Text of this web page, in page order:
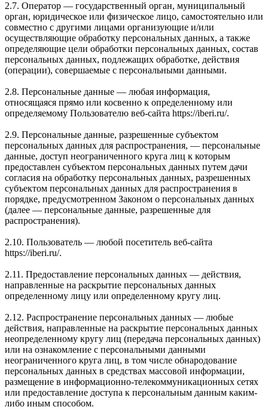
2.7. Оператор — государственный орган, муниципальный
орган, юридическое или физическое лицо, самостоятельно или
совместно с другими лицами организующие и/или
осуществляющие обработку персональных данных, а также
определяющие цели обработки персональных данных, состав
персональных данных, подлежащих обработке, действия
(операции), совершаемые с персональными данными.
2.8. Персональные данные — любая информация,
относящаяся прямо или косвенно к определенному или
определяемому Пользователю веб-сайта https://iberi.ru/.
2.9. Персональные данные, разрешенные субъектом
персональных данных для распространения, — персональные
данные, доступ неограниченного круга лиц к которым
предоставлен субъектом персональных данных путем дачи
согласия на обработку персональных данных, разрешенных
субъектом персональных данных для распространения в
порядке, предусмотренном Законом о персональных данных
(далее — персональные данные, разрешенные для
распространения).
2.10. Пользователь — любой посетитель веб-сайта
https://iberi.ru/.
2.11. Предоставление персональных данных — действия,
направленные на раскрытие персональных данных
определенному лицу или определенному кругу лиц.
2.12. Распространение персональных данных — любые
действия, направленные на раскрытие персональных данных
неопределенному кругу лиц (передача персональных данных)
или на ознакомление с персональными данными
неограниченного круга лиц, в том числе обнародование
персональных данных в средствах массовой информации,
размещение в информационно-телекоммуникационных сетях
или предоставление доступа к персональным данным каким-
либо иным способом.